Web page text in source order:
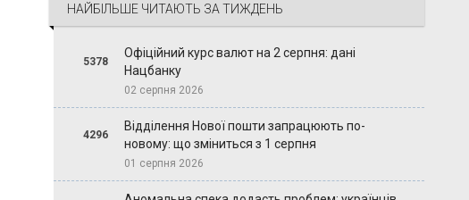
НАЙБІЛЬШЕ ЧИТАЮТЬ ЗА ТИЖДЕНЬ
5378
Офіційний курс валют на 2 серпня: дані
Нацбанку
02 серпня 2026
4296
Відділення Нової пошти запрацюють по-
новому: що зміниться з 1 серпня
01 серпня 2026